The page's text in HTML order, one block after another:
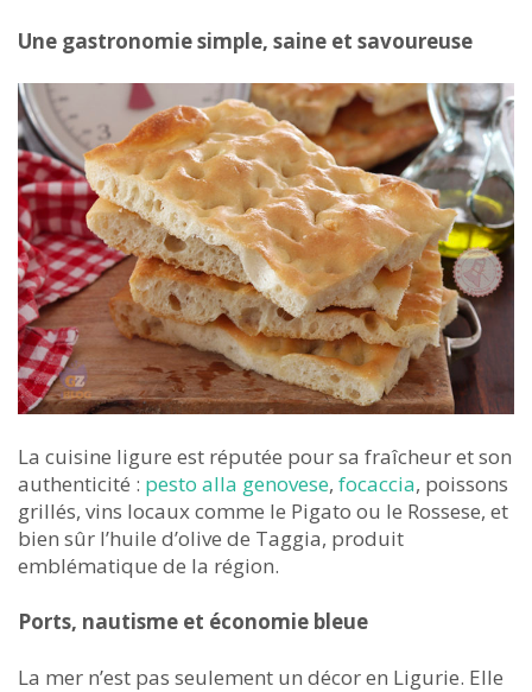
Une gastronomie simple, saine et savoureuse
La cuisine ligure est réputée pour sa fraîcheur et son
authenticité : pesto alla genovese, focaccia, poissons
grillés, vins locaux comme le Pigato ou le Rossese, et
bien sûr l’huile d’olive de Taggia, produit
emblématique de la région.
Ports, nautisme et économie bleue
La mer n’est pas seulement un décor en Ligurie. Elle